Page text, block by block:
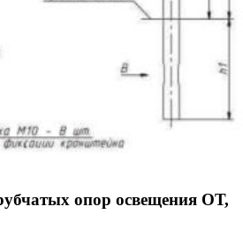
опор освещения ОТ,